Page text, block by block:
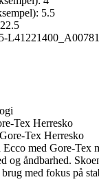
5.5
Tex Herresko
med Gore-Tex
og åndbarhed.
med fokus på